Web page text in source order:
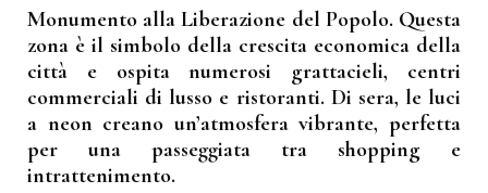
Monumento alla Liberazione del Popolo. Questa
zona è il simbolo della crescita economica della
città e ospita numerosi grattacieli, centri
commerciali di lusso e ristoranti. Di sera, le luci
a neon creano un’atmosfera vibrante, perfetta
per una passeggiata tra shopping e
intrattenimento.